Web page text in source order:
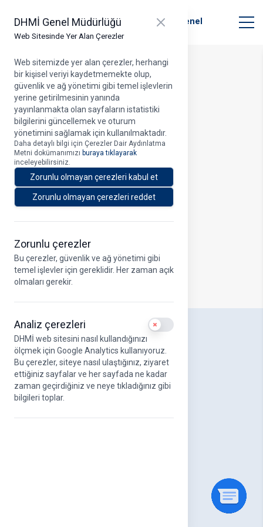
DHMİ Genel Müdürlüğü
Web Sitesinde Yer Alan Çerezler
Close panel
Web sitemizde yer alan çerezler, herhangi
bir kişisel veriyi kaydetmemekte olup,
güvenlik ve ağ yönetimi gibi temel işlevlerin
yerine getirilmesinin yanında
yayınlanmakta olan sayfaların istatistiki
bilgilerini güncellemek ve oturum
yönetimini sağlamak için kullanılmaktadır.
Daha detaylı bilgi için Çerezler Dair Aydınlatma
Metni dokümanımızı buraya tıklayarak
inceleyebilirsiniz.
Zorunlu olmayan çerezleri kabul et
Zorunlu olmayan çerezleri reddet
Zorunlu çerezler
Bu çerezler, güvenlik ve ağ yönetimi gibi
temel işlevler için gereklidir. Her zaman açık
olmaları gerekir.
Analiz çerezleri Use setting
DHMİ web sitesini nasıl kullandığınızı
ölçmek için Google Analytics kullanıyoruz.
Bu çerezler, siteye nasıl ulaştığınız, ziyaret
ettiğiniz sayfalar ve her sayfada ne kadar
zaman geçirdiğiniz ve neye tıkladığınız gibi
bilgileri toplar.
Devlet Hava Meydanları İşletmesi Genel
Müdürlüğü
Profil
DHMİ Hakkında
Hakkımızda
DHMİ Kurumsal Logo
Misyonumuz ve Vizyonumuz
Yönetim Kurulu